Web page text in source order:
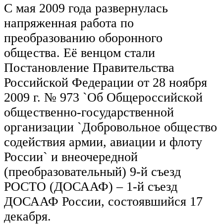
С мая 2009 года развернулась
напряженная работа по
преобразованию оборонного
общества. Её венцом стали
Постановление Правительства
Российской Федерации от 28 ноября
2009 г. № 973 `Об Общероссийской
общественно-государственной
организации `Добровольное общество
содействия армии, авиации и флоту
России` и внеочередной
(преобразовательный) 9-й съезд
РОСТО (ДОСААФ) – 1-й съезд
ДОСААФ России, состоявшийся 17
декабря.